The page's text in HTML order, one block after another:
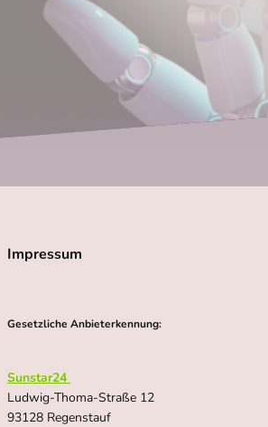
Impressum
Gesetzliche Anbieterkennung:
Sunstar24
Ludwig-Thoma-Straße 12
93128 Regenstauf